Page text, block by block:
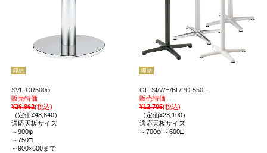
即納
SVL-CR500φ
販売特価
¥26,862(税込)
（定価¥48,840）
適応天板サイズ
～900φ
～750□
～900×600まで
即納
GF-SI/WH/BL/PO 550L
販売特価
¥12,705(税込)
（定価¥23,100）
適応天板サイズ
～700φ ～600□